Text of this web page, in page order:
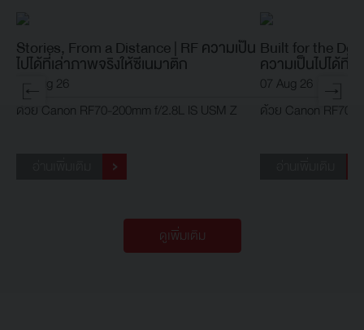
Stories, From a Distance | RF ความเป็น
ไปได้ที่เล่าภาพจริงให้ซีเนมาติก
07 Aug 26
ด้วย Canon RF70-200mm f/2.8L IS USM Z
Built for the
ความเป็นไปได้ที่
07 Aug 26
ด้วย Canon RF70-
ดูเพิ่มเติม